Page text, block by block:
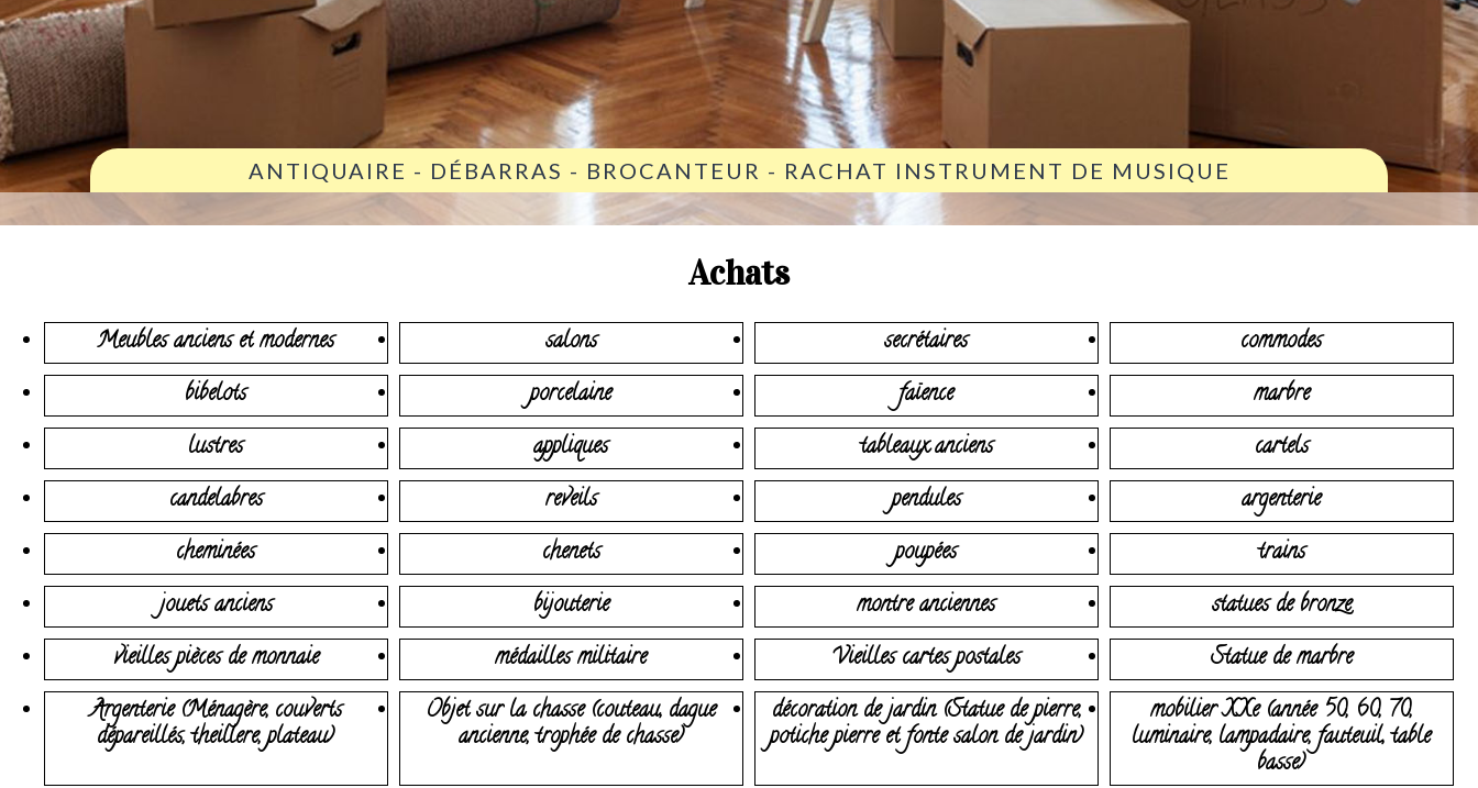
ANTIQUAIRE - DÉBARRAS - BROCANTEUR - RACHAT INSTRUMENT DE MUSIQUE
Achats
Meubles anciens et modernes salons secrétaires
commodes
bibelots
porcelaine faïence
marbre
lustres
appliques tableaux anciens
cartels
candelabres
reveils pendules
argenterie
cheminées
chenets poupées
trains
jouets anciens
bijouterie montre anciennes
statues de bronze
vieilles pièces de monnaie
médailles militaire Vieilles cartes postales
Statue de marbre
Argenterie (Ménagère, couverts
dépareillés, theillere, plateau)
Objet sur la chasse (couteau, dague
ancienne, trophée de chasse)
décoration de jardin (Statue de pierre,
potiche pierre et fonte salon de jardin)
mobilier XXe (année 50, 60, 70,
luminaire, lampadaire, fauteuil, table
basse)